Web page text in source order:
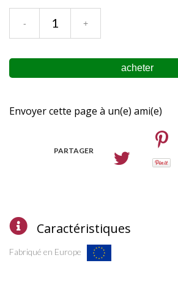
Envoyer cette page à un(e) ami(e)
PARTAGER
Caractéristiques
Fabriqué en Europe